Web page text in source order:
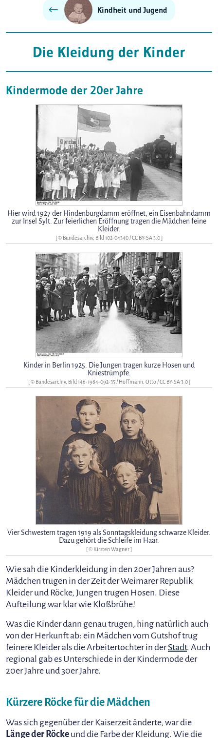
Kindheit und Jugend
Die Kleidung der Kinder
Kindermode der 20er Jahre
Hier wird 1927 der Hindenburgdamm eröffnet, ein Eisenbahndamm
zur Insel Sylt. Zur feierlichen Eröffnung tragen die Mädchen feine
Kleider.
[ © Bundesarchiv, Bild 102-04340 /CC BY-SA 3.0]
Kinder in Berlin 1925. Die Jungen tragen kurze Hosen und
Kniestrümpfe.
[ © Bundesarchiv, Bild 146-1984-092-35 / Hoffmann, Otto /CC BY-SA 3.0]
Vier Schwestern tragen 1919 als Sonntagskleidung schwarze Kleider.
Dazu gehört die Schleife im Haar.
[ © Kirsten Wagner ]
Wie sah die Kinderkleidung in den 20er Jahren aus?
Mädchen trugen in der Zeit der Weimarer Republik
Kleider und Röcke, Jungen trugen Hosen. Diese
Aufteilung war klar wie Kloßbrühe!
Was die Kinder dann genau trugen, hing natürlich auch
von der Herkunft ab: ein Mädchen vom Gutshof trug
feinere Kleider als die Arbeitertochter in derStadt. Auch
regional gab es Unterschiede in der Kindermode der
20er Jahre und 30er Jahre.
Kürzere Röcke für die Mädchen
Was sich gegenüber der Kaiserzeit änderte, war die
Länge der Röcke und die Farbe der Kleidung. Wie die